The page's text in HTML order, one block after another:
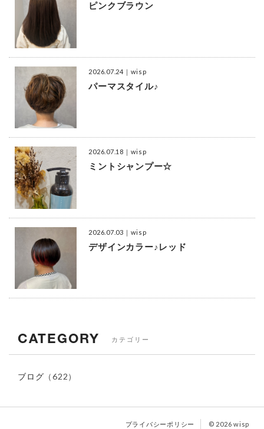
ピンクブラウン
2026.07.24 ｜wisp
パーマスタイル♪
2026.07.18 ｜wisp
ミントシャンプー☆
2026.07.03 ｜wisp
デザインカラー♪レッド
CATEGORY カテゴリー
ブログ （622）
プライバシーポリシー © 2026 wisp